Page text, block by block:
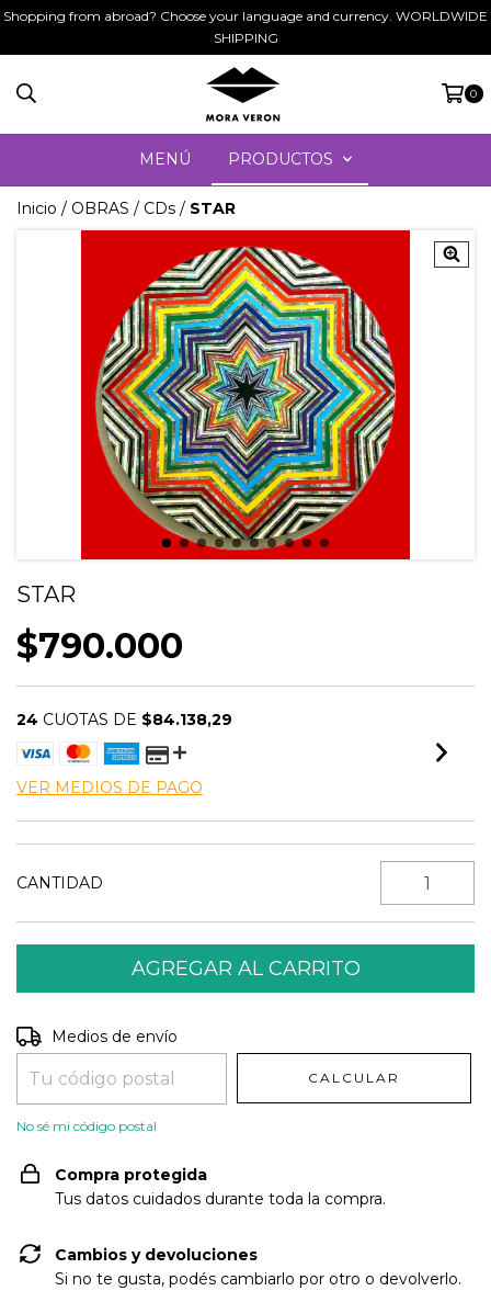
Shopping from abroad? Choose your language and currency. WORLDWIDE
SHIPPING
0
MENÚ PRODUCTOS
Inicio / OBRAS / CDs / STAR
STAR
$790.000
24 CUOTAS DE $84.138,29
VER MEDIOS DE PAGO
CANTIDAD
Entregas para el CP:
Medios de envío
CALCULAR
No sé mi código postal
Compra protegida
Tus datos cuidados durante toda la compra.
Cambios y devoluciones
Si no te gusta, podés cambiarlo por otro o devolverlo.